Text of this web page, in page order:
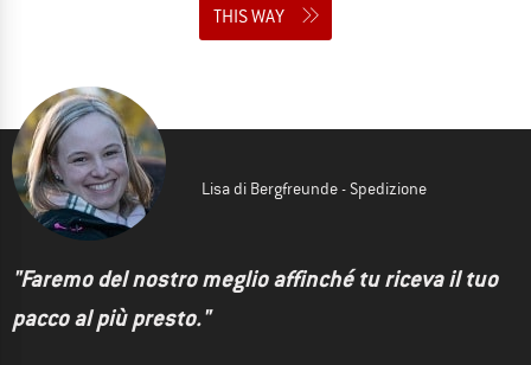
THIS WAY
Lisa di Bergfreunde - Spedizione
"Faremo del nostro meglio affinché tu riceva il tuo
pacco al più presto."